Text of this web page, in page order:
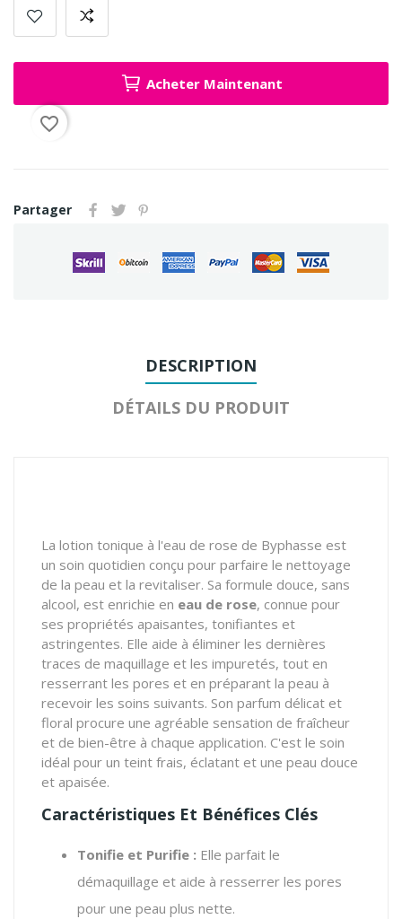
Acheter Maintenant
favorite_border
Partager
DESCRIPTION
DÉTAILS DU PRODUIT
La lotion tonique à l'eau de rose de Byphasse est
un soin quotidien conçu pour parfaire le nettoyage
de la peau et la revitaliser. Sa formule douce, sans
alcool, est enrichie en eau de rose, connue pour
ses propriétés apaisantes, tonifiantes et
astringentes. Elle aide à éliminer les dernières
traces de maquillage et les impuretés, tout en
resserrant les pores et en préparant la peau à
recevoir les soins suivants. Son parfum délicat et
floral procure une agréable sensation de fraîcheur
et de bien-être à chaque application. C'est le soin
idéal pour un teint frais, éclatant et une peau douce
et apaisée.
Caractéristiques Et Bénéfices Clés
Tonifie et Purifie : Elle parfait le
démaquillage et aide à resserrer les pores
pour une peau plus nette.